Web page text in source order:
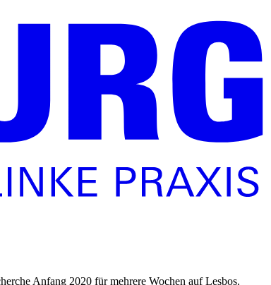
Anfang 2020 für mehrere Wochen auf Lesbos.